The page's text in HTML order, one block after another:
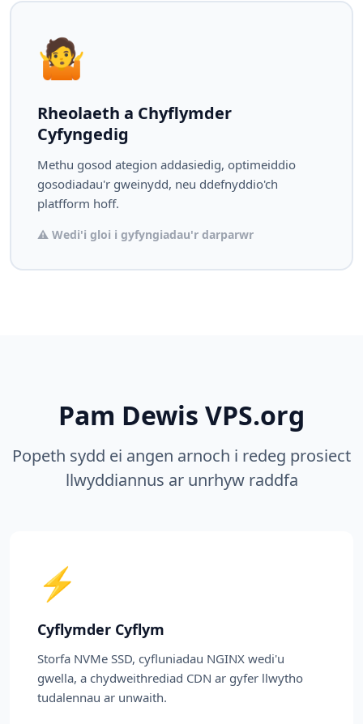
🤷
Rheolaeth a Chyflymder
Cyfyngedig
Methu gosod ategion addasiedig, optimeiddio
gosodiadau'r gweinydd, neu ddefnyddio'ch
platfform hoff.
⚠️ Wedi'i gloi i gyfyngiadau'r darparwr
Pam Dewis VPS.org
Popeth sydd ei angen arnoch i redeg prosiect
llwyddiannus ar unrhyw raddfa
⚡
Cyflymder Cyflym
Storfa NVMe SSD, cyfluniadau NGINX wedi'u
gwella, a chydweithrediad CDN ar gyfer llwytho
tudalennau ar unwaith.